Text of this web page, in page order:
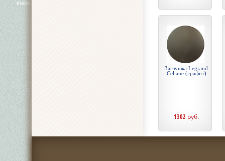
Заглушка Legrand
Celiane (графит)
1302 руб.